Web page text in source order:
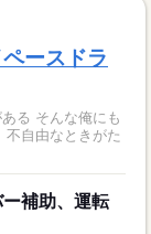
ースドラ
る そんな俺にも
自由なときがた
補助、運転